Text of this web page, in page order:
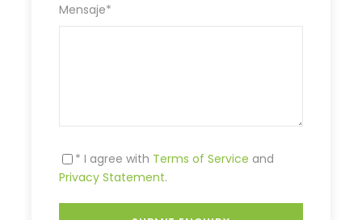
Mensaje*
* I agree with Terms of Service and
Privacy Statement.